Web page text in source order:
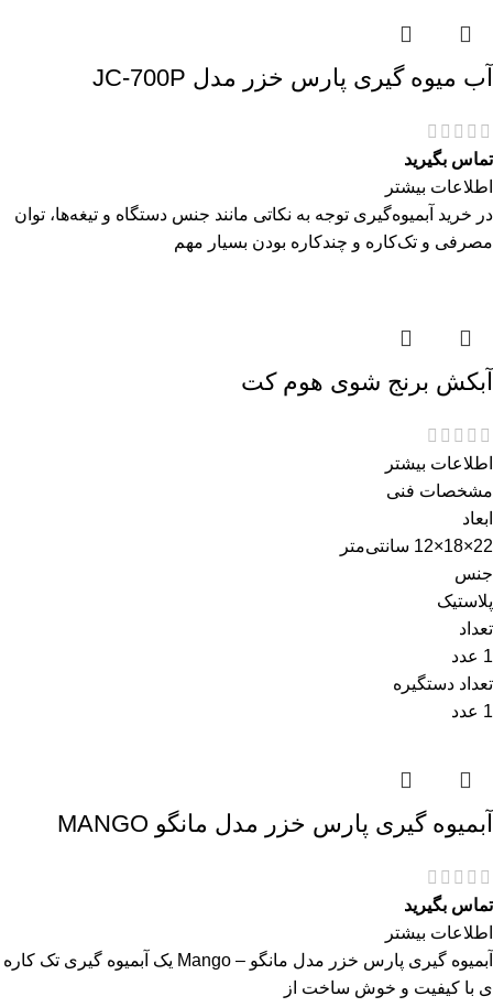
آب میوه گیری پارس خزر مدل JC-700P
تماس بگیرید
اطلاعات بیشتر
در خرید آبمیوه‌گیری توجه به نکاتی مانند جنس دستگاه و تیغه‌ها، توان
مصرفی و تک‌کاره و چندکاره بودن بسیار مهم
آبکش برنج شوی هوم کت
اطلاعات بیشتر
مشخصات فنی
ابعاد
22×18×12 سانتی‌متر
جنس
پلاستیک
تعداد
1 عدد
تعداد دستگیره
1 عدد
آبمیوه گیری پارس خزر مدل مانگو MANGO
تماس بگیرید
اطلاعات بیشتر
آبمیوه گیری پارس خزر مدل مانگو – Mango یک آبمیوه گیری تک کاره
ی با کیفیت و خوش ساخت از